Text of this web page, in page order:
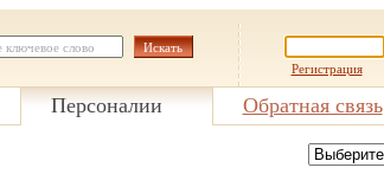
Регистрация
Персоналии Обратная связь